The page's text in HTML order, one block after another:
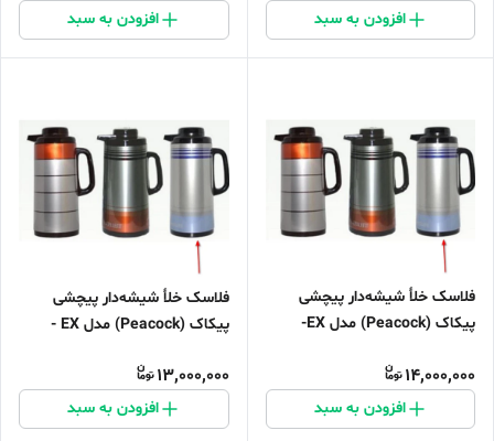
افزودن به سبد افزودن به سبد
فلاسک خلأ شیشه‌دار پیچشی
پیکاک (Peacock) مدل EX-
14,000,000
افزودن به سبد
فلاسک خلأ شیشه‌دار پیچشی
پیکاک (Peacock) مدل EX -
13,000,000
افزودن به سبد